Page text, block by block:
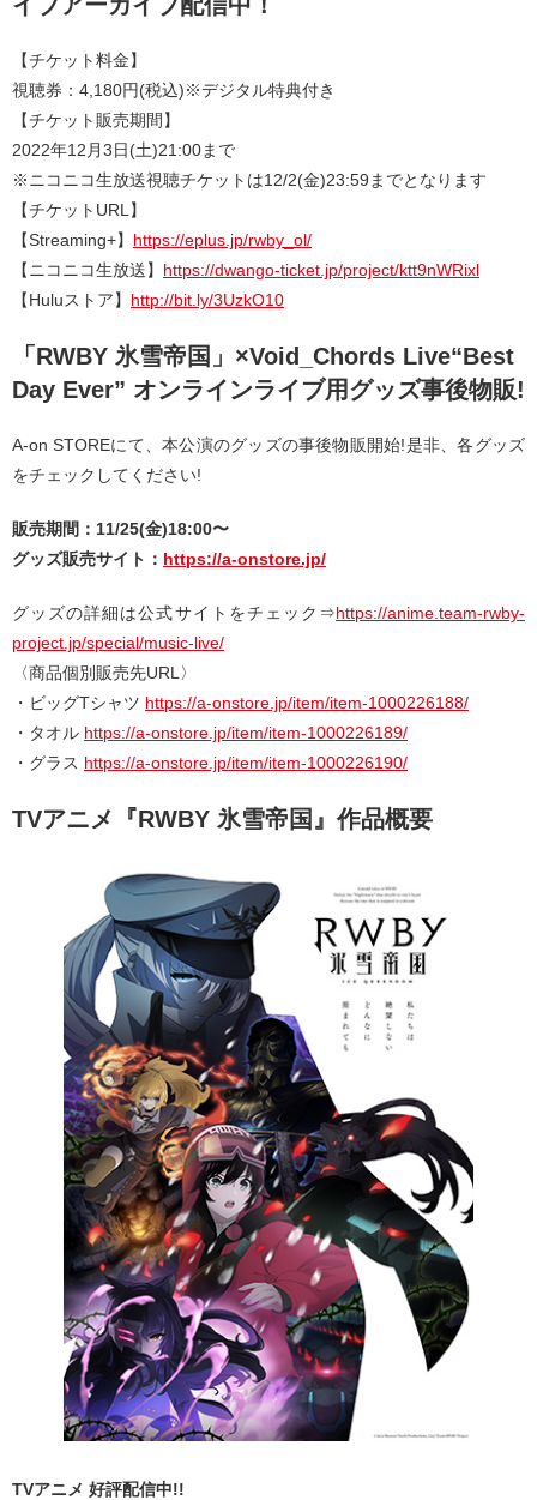
【チケット料金】
視聴券：4,180円(税込)※デジタル特典付き
【チケット販売期間】
2022年12月3日(土)21:00まで
※ニコニコ生放送視聴チケットは12/2(金)23:59までとなります
【チケットURL】
【Streaming+】 https://eplus.jp/rwby_ol/
【ニコニコ生放送】 https://dwango-ticket.jp/project/ktt9nWRixl
【Huluストア】 http://bit.ly/3UzkO10
「RWBY 氷雪帝国」×Void_Chords Live“Best
Day Ever” オンラインライブ用グッズ事後物販!
A-on STOREにて、本公演のグッズの事後物販開始!是非、各グッズ
をチェックしてください!
販売期間：11/25(金)18:00〜
グッズ販売サイト： https://a-onstore.jp/
グッズの詳細は公式サイトをチェック⇒https://anime.team-rwby-
project.jp/special/music-live/
〈商品個別販売先URL〉
・ビッグTシャツ https://a-onstore.jp/item/item-1000226188/
・タオル https://a-onstore.jp/item/item-1000226189/
・グラス https://a-onstore.jp/item/item-1000226190/
TVアニメ『RWBY 氷雪帝国』作品概要
TVアニメ 好評配信中!!